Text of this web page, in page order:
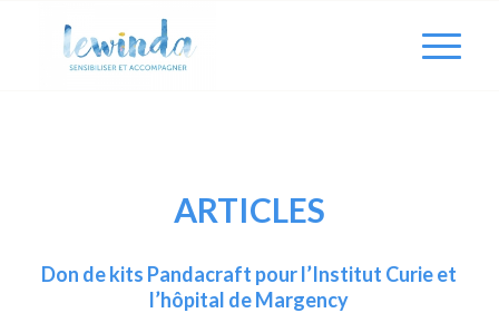
ARTICLES
Don de kits Pandacraft pour l’Institut Curie et
l’hôpital de Margency